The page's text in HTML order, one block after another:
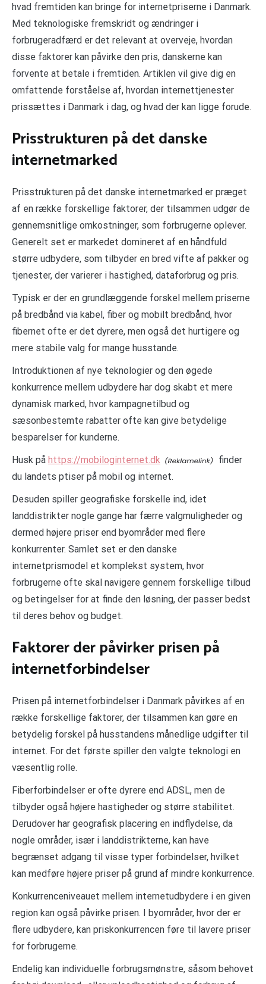
hvad fremtiden kan bringe for internetpriserne i Danmark.
Med teknologiske fremskridt og ændringer i
forbrugeradfærd er det relevant at overveje, hvordan
disse faktorer kan påvirke den pris, danskerne kan
forvente at betale i fremtiden. Artiklen vil give dig en
omfattende forståelse af, hvordan internettjenester
prissættes i Danmark i dag, og hvad der kan ligge forude.
Prisstrukturen på det danske
internetmarked
Prisstrukturen på det danske internetmarked er præget
af en række forskellige faktorer, der tilsammen udgør de
gennemsnitlige omkostninger, som forbrugerne oplever.
Generelt set er markedet domineret af en håndfuld
større udbydere, som tilbyder en bred vifte af pakker og
tjenester, der varierer i hastighed, dataforbrug og pris.
Typisk er der en grundlæggende forskel mellem priserne
på bredbånd via kabel, fiber og mobilt bredbånd, hvor
fibernet ofte er det dyrere, men også det hurtigere og
mere stabile valg for mange husstande.
Introduktionen af nye teknologier og den øgede
konkurrence mellem udbydere har dog skabt et mere
dynamisk marked, hvor kampagnetilbud og
sæsonbestemte rabatter ofte kan give betydelige
besparelser for kunderne.
Husk på https://mobiloginternet.dk
finder
du landets ptiser på mobil og internet.
Desuden spiller geografiske forskelle ind, idet
landdistrikter nogle gange har færre valgmuligheder og
dermed højere priser end byområder med flere
konkurrenter. Samlet set er den danske
internetprismodel et komplekst system, hvor
forbrugerne ofte skal navigere gennem forskellige tilbud
og betingelser for at finde den løsning, der passer bedst
til deres behov og budget.
Faktorer der påvirker prisen på
internetforbindelser
Prisen på internetforbindelser i Danmark påvirkes af en
række forskellige faktorer, der tilsammen kan gøre en
betydelig forskel på husstandens månedlige udgifter til
internet. For det første spiller den valgte teknologi en
væsentlig rolle.
Fiberforbindelser er ofte dyrere end ADSL, men de
tilbyder også højere hastigheder og større stabilitet.
Derudover har geografisk placering en indflydelse, da
nogle områder, især i landdistrikterne, kan have
begrænset adgang til visse typer forbindelser, hvilket
kan medføre højere priser på grund af mindre konkurrence.
Konkurrenceniveauet mellem internetudbydere i en given
region kan også påvirke prisen. I byområder, hvor der er
flere udbydere, kan priskonkurrencen føre til lavere priser
for forbrugerne.
Endelig kan individuelle forbrugsmønstre, såsom behovet